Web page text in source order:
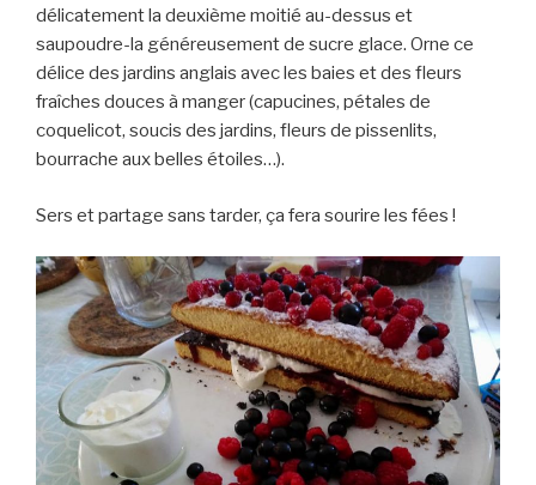
délicatement la deuxième moitié au-dessus et
saupoudre-la généreusement de sucre glace. Orne ce
délice des jardins anglais avec les baies et des fleurs
fraîches douces à manger (capucines, pétales de
coquelicot, soucis des jardins, fleurs de pissenlits,
bourrache aux belles étoiles…).
Sers et partage sans tarder, ça fera sourire les fées !